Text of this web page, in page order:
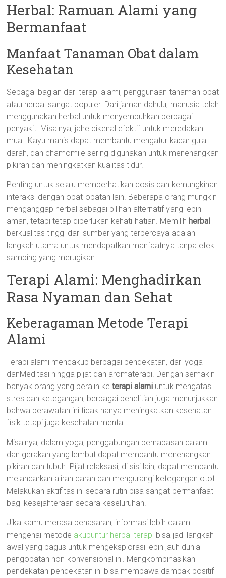
Herbal: Ramuan Alami yang
Bermanfaat
Manfaat Tanaman Obat dalam
Kesehatan
Sebagai bagian dari terapi alami, penggunaan tanaman obat
atau herbal sangat populer. Dari jaman dahulu, manusia telah
menggunakan herbal untuk menyembuhkan berbagai
penyakit. Misalnya, jahe dikenal efektif untuk meredakan
mual. Kayu manis dapat membantu mengatur kadar gula
darah, dan chamomile sering digunakan untuk menenangkan
pikiran dan meningkatkan kualitas tidur.
Penting untuk selalu memperhatikan dosis dan kemungkinan
interaksi dengan obat-obatan lain. Beberapa orang mungkin
menganggap herbal sebagai pilihan alternatif yang lebih
aman, tetapi tetap diperlukan kehati-hatian. Memilih herbal
berkualitas tinggi dari sumber yang terpercaya adalah
langkah utama untuk mendapatkan manfaatnya tanpa efek
samping yang merugikan.
Terapi Alami: Menghadirkan
Rasa Nyaman dan Sehat
Keberagaman Metode Terapi
Alami
Terapi alami mencakup berbagai pendekatan, dari yoga
danMeditasi hingga pijat dan aromaterapi. Dengan semakin
banyak orang yang beralih keterapi alami untuk mengatasi
stres dan ketegangan, berbagai penelitian juga menunjukkan
bahwa perawatan ini tidak hanya meningkatkan kesehatan
fisik tetapi juga kesehatan mental.
Misalnya, dalam yoga, penggabungan pernapasan dalam
dan gerakan yang lembut dapat membantu menenangkan
pikiran dan tubuh. Pijat relaksasi, di sisi lain, dapat membantu
melancarkan aliran darah dan mengurangi ketegangan otot.
Melakukan aktifitas ini secara rutin bisa sangat bermanfaat
bagi kesejahteraan secara keseluruhan.
Jika kamu merasa penasaran, informasi lebih dalam
mengenai metode akupuntur herbal terapi bisa jadi langkah
awal yang bagus untuk mengeksplorasi lebih jauh dunia
pengobatan non-konvensional ini. Mengkombinasikan
pendekatan-pendekatan ini bisa membawa dampak positif